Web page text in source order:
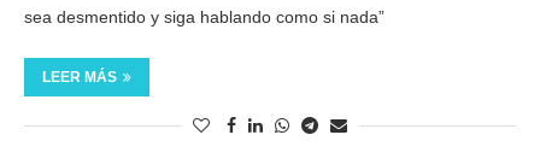
sea desmentido y siga hablando como si nada”
LEER MÁS